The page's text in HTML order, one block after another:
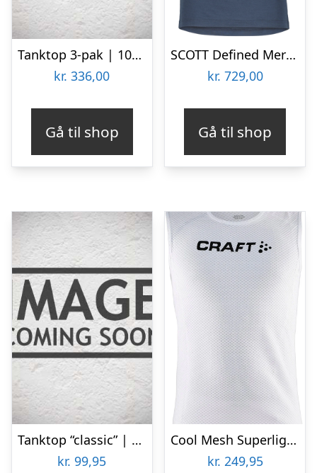
Tanktop 3-pak | 100% bomuld | Hvid
kr. 336,00
Gå til shop
SCOTT Defined Merino – Tanktop – Dame – Metal-Blå – Str. M
kr. 729,00
Gå til shop
Tanktop “classic” | 100% bomuld | grå
kr. 99,95
Cool Mesh Superlight Løbe Tanktop
kr. 249,95